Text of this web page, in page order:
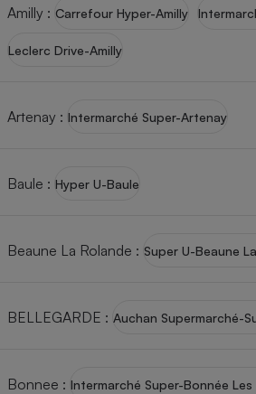
Amilly : Carrefour Hyper-Amilly
Leclerc Drive-Amilly
Artenay : Intermarché Super-Artenay
Baule : Hyper U-Baule
Beaune La Rolande : Super U-Beaune
BELLEGARDE : Auchan Supermarché-
Bonnee : Intermarché Super-Bonnée Les